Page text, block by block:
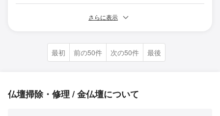
さらに表示
最初 前の50件 次の50件 最後
仏壇掃除・修理 / 金仏壇について